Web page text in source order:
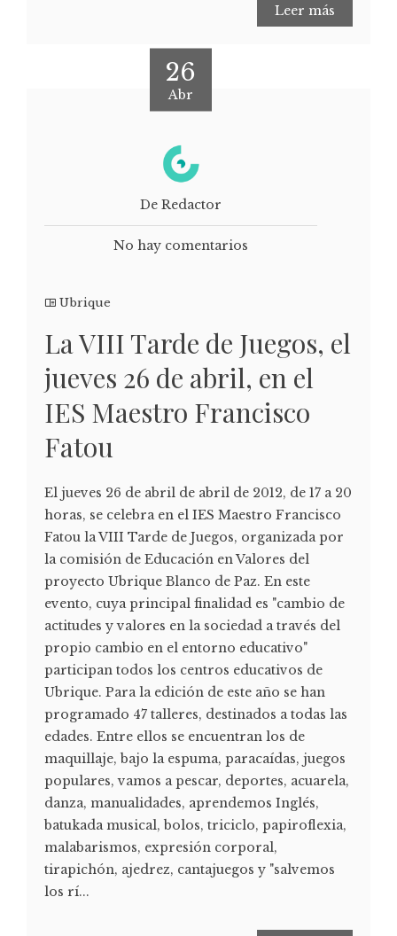
Leer más
26
Abr
De Redactor
No hay comentarios
Ubrique
La VIII Tarde de Juegos, el
jueves 26 de abril, en el
IES Maestro Francisco
Fatou
El jueves 26 de abril de abril de 2012, de 17 a 20
horas, se celebra en el IES Maestro Francisco
Fatou la VIII Tarde de Juegos, organizada por
la comisión de Educación en Valores del
proyecto Ubrique Blanco de Paz. En este
evento, cuya principal finalidad es "cambio de
actitudes y valores en la sociedad a través del
propio cambio en el entorno educativo"
participan todos los centros educativos de
Ubrique. Para la edición de este año se han
programado 47 talleres, destinados a todas las
edades. Entre ellos se encuentran los de
maquillaje, bajo la espuma, paracaídas, juegos
populares, vamos a pescar, deportes, acuarela,
danza, manualidades, aprendemos Inglés,
batukada musical, bolos, triciclo, papiroflexia,
malabarismos, expresión corporal,
tirapichón, ajedrez, cantajuegos y "salvemos
los rí...